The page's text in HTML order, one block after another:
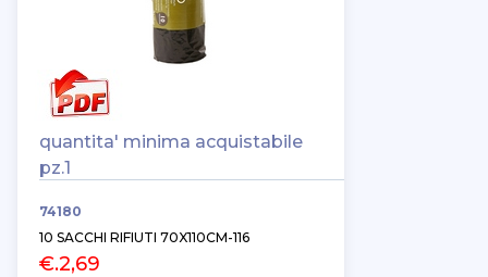
quantita' minima acquistabile
pz.1
74180
10 SACCHI RIFIUTI 70X110CM-116
€.2,69